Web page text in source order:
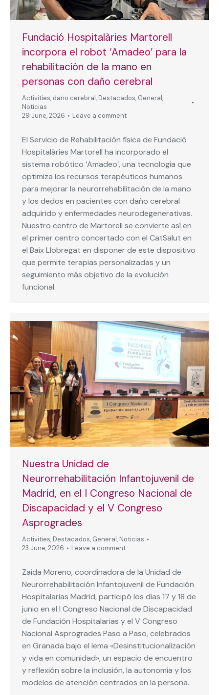
Fundació Hospitalàries Martorell
incorpora el robot ‘Amadeo’ para la
rehabilitación de la mano en
personas con daño cerebral
Activities, daño cerebral, Destacados, General,
Noticias
29 June, 2026
Leave a comment
El Servicio de Rehabilitación física de Fundació
Hospitalàries Martorell ha incorporado el
sistema robótico ‘Amadeo’, una tecnología que
optimiza los recursos terapéuticos humanos
para mejorar la neurorrehabilitación de la mano
y los dedos en pacientes con daño cerebral
adquirido y enfermedades neurodegenerativas.
Nuestro centro de Martorell se convierte así en
el primer centro concertado con el CatSalut en
el Baix Llobregat en disponer de este dispositivo
que permite terapias personalizadas y un
seguimiento más objetivo de la evolución
funcional.
Nuestra Unidad de
Neurorrehabilitación Infantojuvenil de
Madrid, en el I Congreso Nacional de
Discapacidad y el V Congreso
Asprogrades
Activities, Destacados, General, Noticias
23 June, 2026
Leave a comment
Zaida Moreno, coordinadora de la Unidad de
Neurorrehabilitación Infantojuvenil de Fundación
Hospitalarias Madrid, participó los días 17 y 18 de
junio en el I Congreso Nacional de Discapacidad
de Fundación Hospitalarias y el V Congreso
Nacional Asprogrades Paso a Paso, celebrados
en Granada bajo el lema «Desinstitucionalización
y vida en comunidad», un espacio de encuentro
y reflexión sobre la inclusión, la autonomía y los
modelos de atención centrados en la persona.